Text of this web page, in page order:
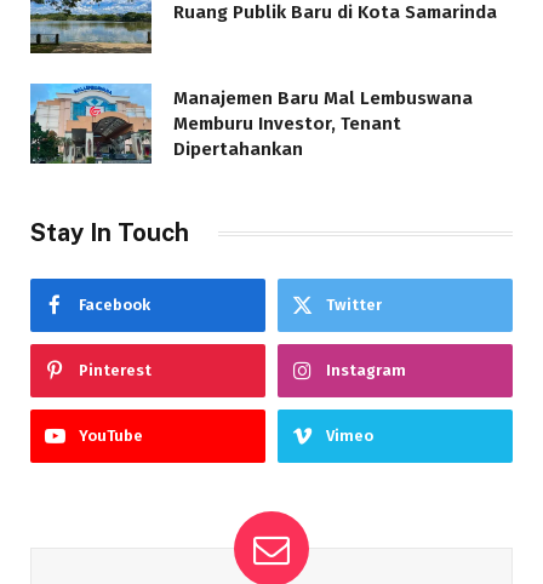
Ruang Publik Baru di Kota Samarinda
Manajemen Baru Mal Lembuswana
Memburu Investor, Tenant
Dipertahankan
Stay In Touch
Facebook Twitter
Pinterest Instagram
YouTube Vimeo